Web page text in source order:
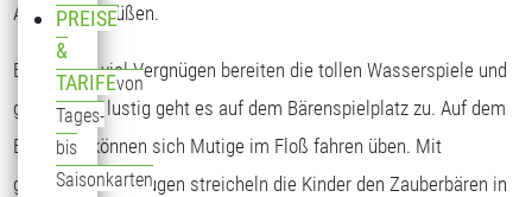
PREISE
&
TARIFEvon
Tages-
bis
Saisonkarten
Ausland begrüßen.
Besonders viel Vergnügen bereiten die tollen Wasserspiele und
ganz schön lustig geht es auf dem Bärenspielplatz zu. Auf dem
Bärensee können sich Mutige im Floß fahren üben. Mit
geschlossenen Augen streicheln die Kinder den Zauberbären in